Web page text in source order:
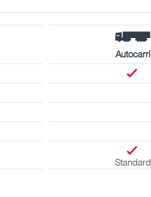
Autocarri
Standard